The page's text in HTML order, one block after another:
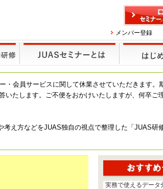
メンバー登録
・会員サービスに関して休業させていただきます。
たします。ご不便をおかけいたしますが、何卒ご
え方などをJUAS独自の視点で整理した「JUAS研
実務で使えるデータ